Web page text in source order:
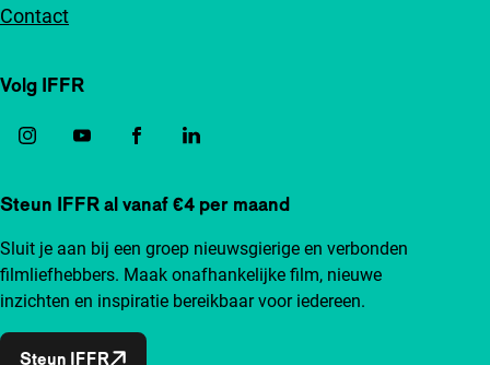
Contact
Volg IFFR
Steun IFFR al vanaf €4 per maand
Sluit je aan bij een groep nieuwsgierige en verbonden
filmliefhebbers. Maak onafhankelijke film, nieuwe
inzichten en inspiratie bereikbaar voor iedereen.
Steun IFFR